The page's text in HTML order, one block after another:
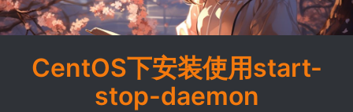
CentOS下安装使用start-
stop-daemon